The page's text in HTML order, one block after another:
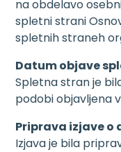
na obdelavo
spletni strani
spletnih straneh
Datum objave
Spletna stran je
podobi objavljena
Priprava izjave o
Izjava je bila